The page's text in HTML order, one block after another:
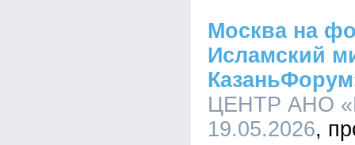
Москва на
Исламский
ЦЕНТР АНО
19.05.2026